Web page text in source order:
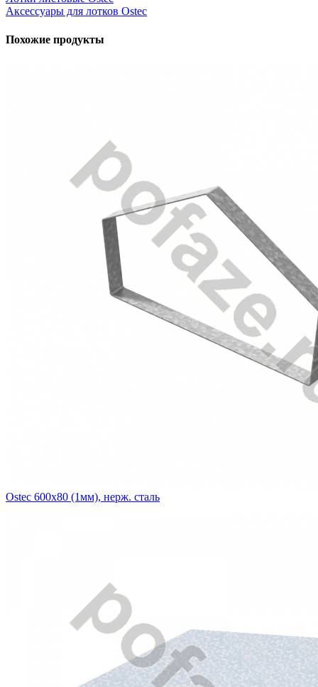
Аксессуары для лотков Ostec
Похожие продукты
Ostec 600х80 (1мм), нерж. сталь